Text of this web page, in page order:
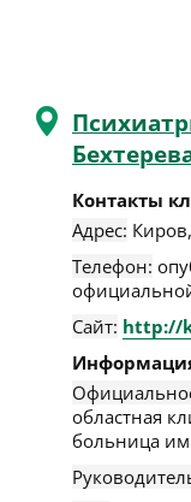
Контакты
Адрес: Киров,
Телефон:
Сайт: http://
областная
больница